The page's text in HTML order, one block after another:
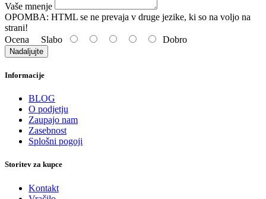
Vaše mnenje
OPOMBA: HTML se ne prevaja v druge jezike, ki so na voljo na
strani!
Ocena Slabo Dobro
Nadaljujte
Informacije
BLOG
O podjetju
Zaupajo nam
Zasebnost
Splošni pogoji
Storitev za kupce
Kontakt